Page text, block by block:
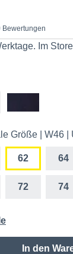
von 4.9 von 5
Bewertungen
Im Store
Größe | W46 |
62 64
72 74
In den